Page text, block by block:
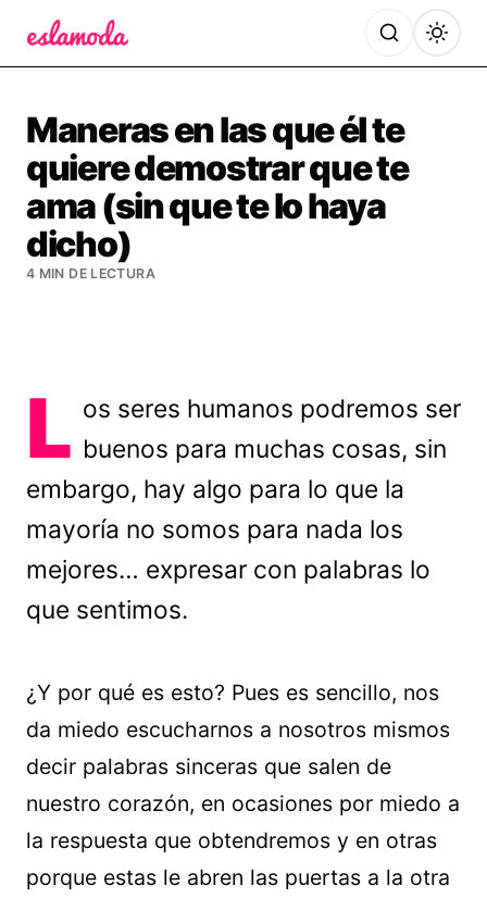
Maneras en las que él te
quiere demostrar que te
ama (sin que te lo haya
dicho)
4 MIN DE LECTURA
L os seres humanos podremos ser
buenos para muchas cosas, sin
embargo, hay algo para lo que la
mayoría no somos para nada los
mejores… expresar con palabras lo
que sentimos.
¿Y por qué es esto? Pues es sencillo, nos
da miedo escucharnos a nosotros mismos
decir palabras sinceras que salen de
nuestro corazón, en ocasiones por miedo a
la respuesta que obtendremos y en otras
porque estas le abren las puertas a la otra